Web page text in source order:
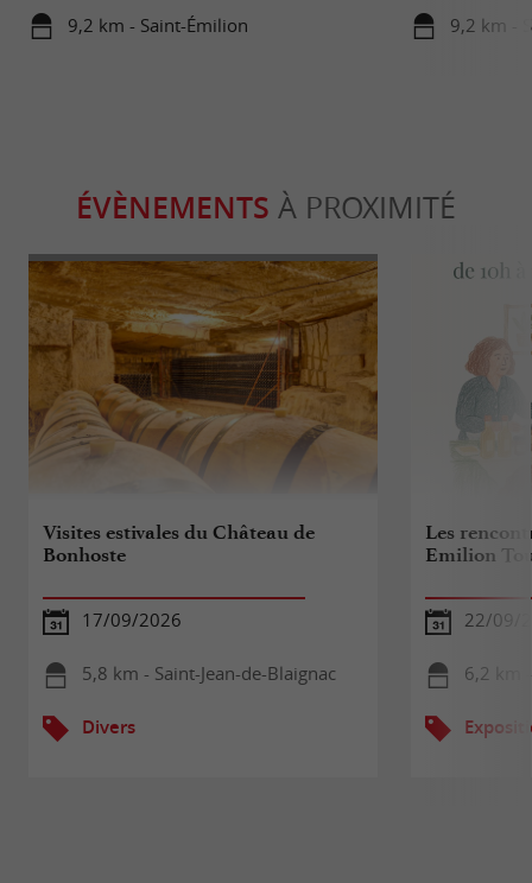
9,2 km - Saint-Émilion 9,2 km -
ÉVÈNEMENTS À PROXIMITÉ
Visites estivales du Château de
Bonhoste
17/09/2026
5,8 km - Saint-Jean-de-Blaignac
Divers
Les
Emilion
22/09/
6,2 km